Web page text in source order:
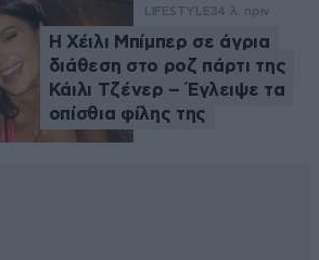
LIFESTYLE34 λ. πριν
Η Χέιλι Μπίμπερ σε άγρια
διάθεση στο ροζ πάρτι της
Κάιλι Τζένερ – Έγλειψε τα
οπίσθια φίλης της